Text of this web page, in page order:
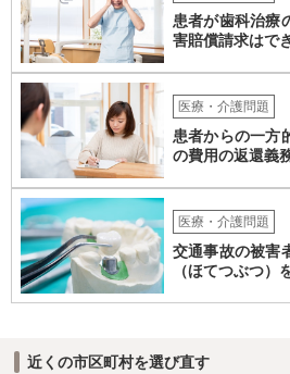
に対するお子さんのストレスが出ている可
ので、まだそのグループホームに入って
う少し様子を見るしかありませんが、時間
他害行動があったということであれば、
れません。 いずれにせよ、一度職員の方
を確認し、またその直近に何か変化がな
がい特性に照らした原因分析をしてみる
れません。
患者が歯科治療
害賠償請求はで
医療・介護問題
患者からの一方
の費用の返還義
医療・介護問題
交通事故の被害
（ほてつぶつ）
近くの市区町村を選び直す